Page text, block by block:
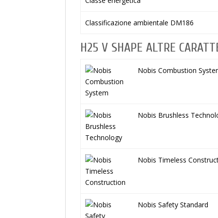
Classificazione ambientale DM186
H25 V SHAPE ALTRE
Nobis Combustion
Nobis Brushless
Nobis Timeless
Nobis Safety Standard